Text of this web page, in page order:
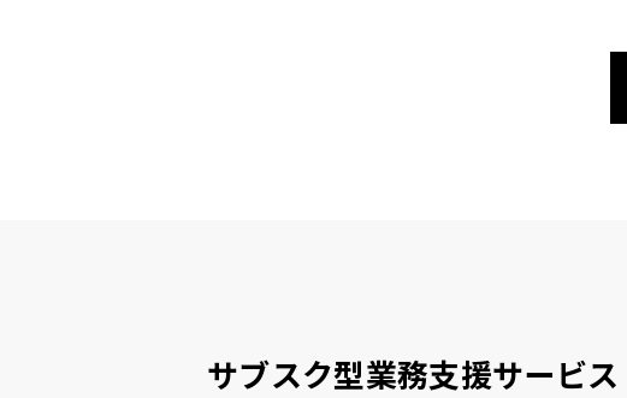
サブスク型業務支援サービス